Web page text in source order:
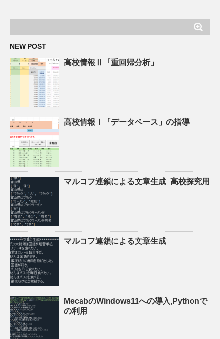
NEW POST
高校情報Ⅱ「重回帰分析」
高校情報Ⅰ「データベース」の指導
マルコフ連鎖による文章生成_高校探究用
マルコフ連鎖による文章生成
MecabのWindows11への導入,Pythonで
の利用